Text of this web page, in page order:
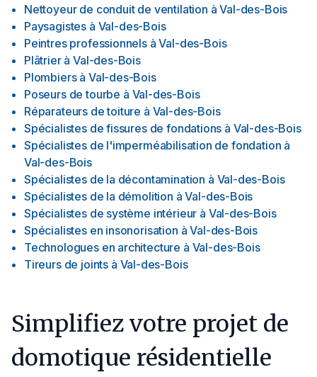
Nettoyeur de conduit de ventilation à Val-des-Bois
Paysagistes à Val-des-Bois
Peintres professionnels à Val-des-Bois
Plâtrier à Val-des-Bois
Plombiers à Val-des-Bois
Poseurs de tourbe à Val-des-Bois
Réparateurs de toiture à Val-des-Bois
Spécialistes de fissures de fondations à Val-des-Bois
Spécialistes de l'imperméabilisation de fondation à
Val-des-Bois
Spécialistes de la décontamination à Val-des-Bois
Spécialistes de la démolition à Val-des-Bois
Spécialistes de système intérieur à Val-des-Bois
Spécialistes en insonorisation à Val-des-Bois
Technologues en architecture à Val-des-Bois
Tireurs de joints à Val-des-Bois
Simplifiez votre projet de
domotique résidentielle